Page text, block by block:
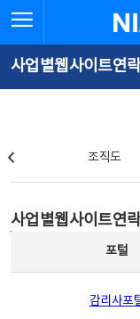
문
로
가
체
뉴
바
가
한
사업별웹사이트연
조직도
사업별웹사이트연
포털
감리사포